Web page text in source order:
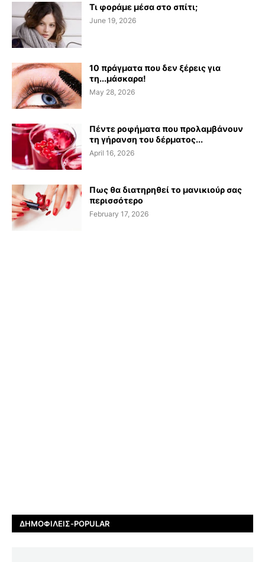
Τι φοράμε μέσα στο σπίτι;
June 19, 2026
10 πράγματα που δεν ξέρεις για
τη...μάσκαρα!
May 28, 2026
Πέντε ροφήματα που προλαμβάνουν
τη γήρανση του δέρματος...
April 16, 2026
Πως θα διατηρηθεί το μανικιούρ σας
περισσότερο
February 17, 2026
ΔΗΜΟΦΙΛΕΊΣ-POPULAR